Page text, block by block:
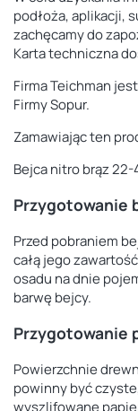
podłoża, aplikacji,
zachęcamy do
Karta techniczna
Firma Teichman
Firmy Sopur.
Zamawiając ten
Bejca nitro brąz
Przygotowanie
Przed pobraniem
całą jego
osadu na dnie
barwę bejcy.
Przygotowanie
Powierzchnie
powinny być
wyszlifowane